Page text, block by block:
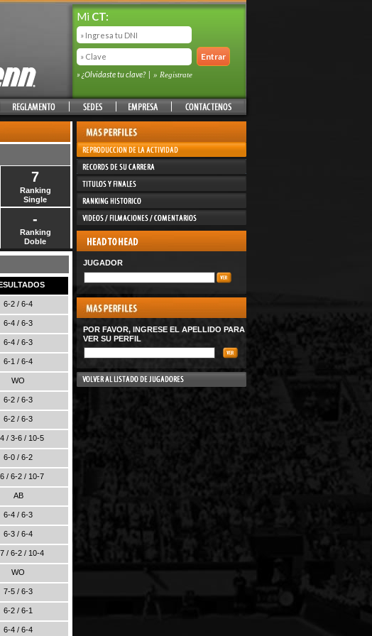
Mi CT:
» ¿Olvidaste tu clave? | » Registrate
7
Ranking
Single
-
Ranking
Doble
6-2 / 6-4
6-4 / 6-3
6-4 / 6-3
6-1 / 6-4
WO
6-2 / 6-3
6-2 / 6-3
/ 3-6 / 10-5
6-0 / 6-2
/ 6-2 / 10-7
AB
6-4 / 6-3
6-3 / 6-4
/ 6-2 / 10-4
WO
7-5 / 6-3
6-2 / 6-1
6-4 / 6-4
JUGADOR
POR FAVOR, INGRESE EL APELLIDO PARA
VER SU PERFIL